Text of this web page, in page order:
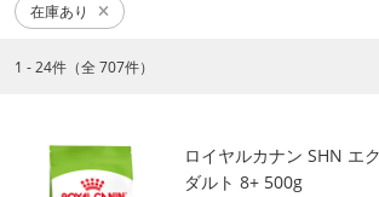
在庫あり
1 - 24件（全 707件）
ロイヤルカナン SHN エ
ダルト 8+ 500g